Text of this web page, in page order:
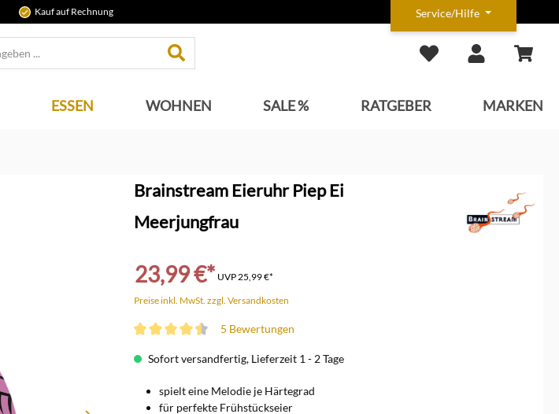
Kauf auf Rechnung Service/Hilfe
ESSEN WOHNEN SALE % RATGEBER MARKEN
Brainstream Eieruhr Piep Ei
Meerjungfrau
23,99 €* UVP25,99 €*
Preise inkl. MwSt. zzgl. Versandkosten
5 Bewertungen
Sofort versandfertig, Lieferzeit 1 - 2 Tage
spielt eine Melodie je Härtegrad
für perfekte Frühstückseier